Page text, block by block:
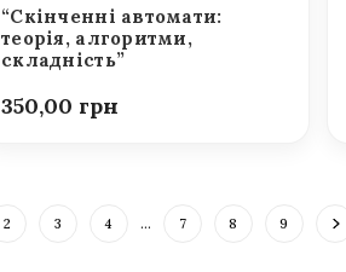
“Скінченні автомати:
теорія, алгоритми,
складність”
350,00
2 3 4 … 7 8 9